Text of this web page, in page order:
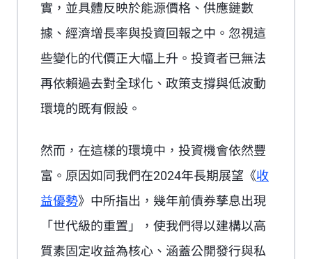
實，並具體反映於能源價格、供應鏈數
據、經濟增長率與投資回報之中。忽視這
些變化的代價正大幅上升。投資者已無法
再依賴過去對全球化、政策支撐與低波動
環境的既有假設。
然而，在這樣的環境中，投資機會依然豐
富。原因如同我們在2024年長期展望 《收
益優勢》中所指出，幾年前債券孳息出現
「世代級的重置」，使我們得以建構以高
質素固定收益為核心、涵蓋公開發行與私